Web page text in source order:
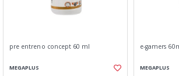
pre entreno concept 60 ml
MEGAPLUS
e-gamers
MEGAPLUS